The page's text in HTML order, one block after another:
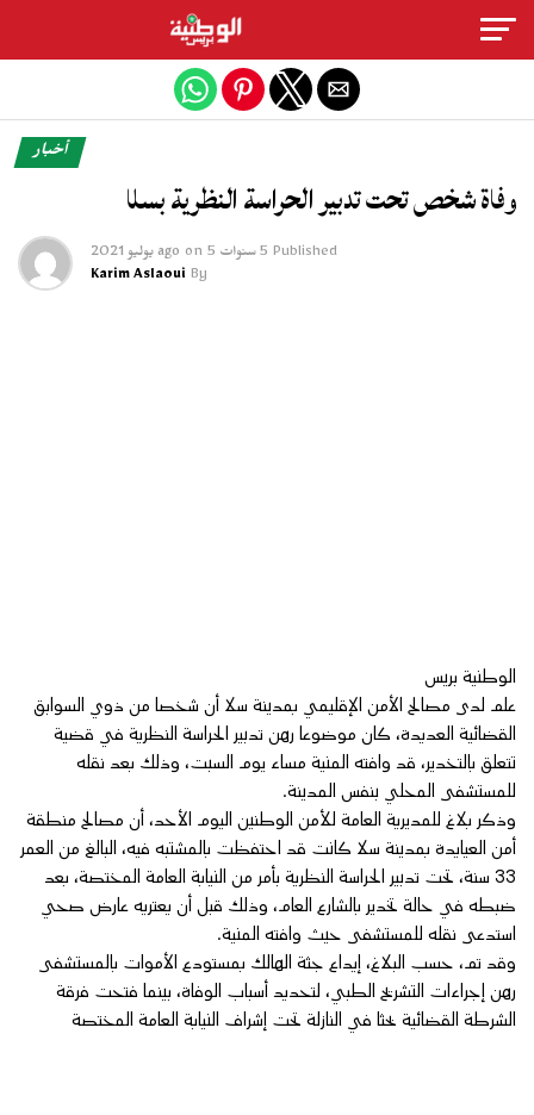
أخبار
وفاة شخص تحت تدبير الحراسة النظرية بسلا
Published 5 سنوات ago on 5 يوليو 2021
By
Karim Aslaoui
الوطنية بريس
علم لدى مصالح الأمن الإقليمي بمدينة سلا أن شخصا من ذوي السوابق
القضائية العديدة، كان موضوعا رهن تدبير الحراسة النظرية في قضية
تتعلق بالتخدير، قد وافته المنية مساء يوم السبت، وذلك بعد نقله
للمستشفى المحلي بنفس المدينة.
وذكر بلاغ للمديرية العامة للأمن الوطنين اليوم الأحد، أن مصالح منطقة
أمن العيايدة بمدينة سلا كانت قد احتفظت بالمشتبه فيه، البالغ من العمر
33 سنة، تحت تدبير الحراسة النظرية بأمر من النيابة العامة المختصة، بعد
ضبطه في حالة تخدير بالشارع العام، وذلك قبل أن يعتريه عارض صحي
استدعى نقله للمستشفى حيث وافته المنية.
وقد تم، حسب البلاغ، إيداع جثة الهالك بمستودع الأموات بالمستشفى
رهن إجراءات التشريح الطبي، لتحديد أسباب الوفاة، بينما فتحت فرقة
الشرطة القضائية بحثا في النازلة تحت إشراف النيابة العامة المختصة
Exit mobile version